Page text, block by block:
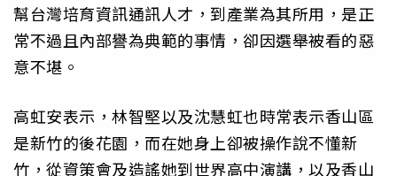
幫台灣培育資訊通訊人才，到產業為其所用，是正
常不過且內部譽為典範的事情，卻因選舉被看的惡
意不堪。
高虹安表示，林智堅以及沈慧虹也時常表示香山區
是新竹的後花園，而在她身上卻被操作說不懂新
竹，從資策會及造謠她到世界高中演講，以及香山